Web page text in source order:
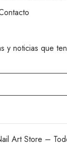
y noticias que
Art Store –